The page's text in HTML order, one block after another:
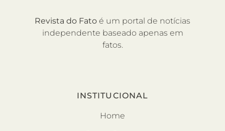
Revista do Fato é um portal de notícias
independente baseado apenas em
fatos.
INSTITUCIONAL
Home